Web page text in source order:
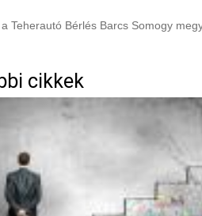
Teherautó Bérlés Barcs Somogy
cikkek